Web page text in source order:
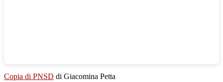
Copia di PNSD di Giacomina Petta